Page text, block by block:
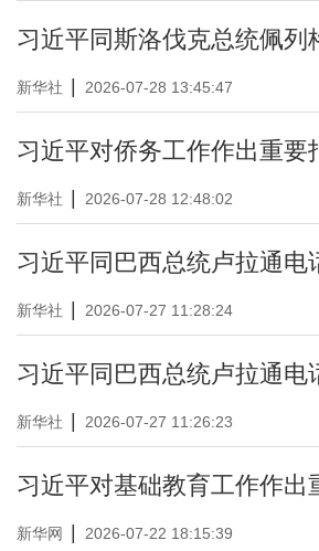
习近平同斯洛伐克总统佩列
新华社 2026-07-28 13:45:47
习近平对侨务工作作出重要
新华社 2026-07-28 12:48:02
习近平同巴西总统卢拉通电
新华社 2026-07-27 11:28:24
习近平同巴西总统卢拉通电
新华社 2026-07-27 11:26:23
习近平对基础教育工作作出
新华网 2026-07-22 18:15:39